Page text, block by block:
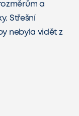
a
Střešní
nebyla vidět z